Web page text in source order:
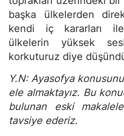
başka ülkelerden
kendi iç kararları ile
ülkelerin yüksek
korkuturuz diye
Y.N: Ayasofya
ele almaktayız. Bu
bulunan eski
tavsiye ederiz.